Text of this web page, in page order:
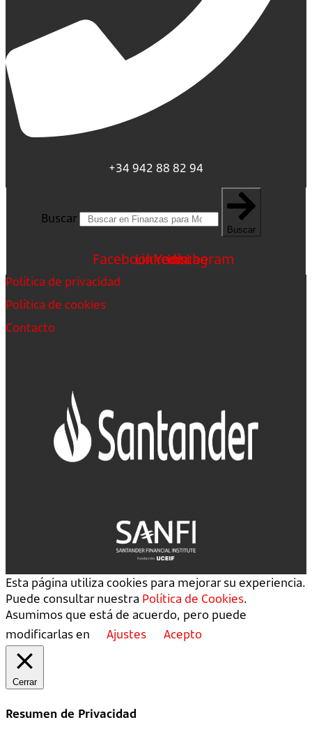
+34 942 88 82 94
Buscar
Buscar
FacebookLinkedin
Youtube
Instagram
Política de privacidad
Política de cookies
Contacto
Esta página utiliza cookies para mejorar su experiencia.
Puede consultar nuestra Política de Cookies.
Asumimos que está de acuerdo, pero puede
modificarlas en
Ajustes Acepto
Cerrar
Resumen de Privacidad